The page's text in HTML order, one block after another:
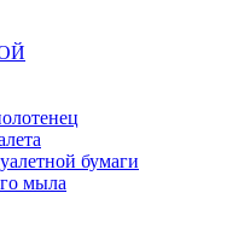
бумаги
мыла